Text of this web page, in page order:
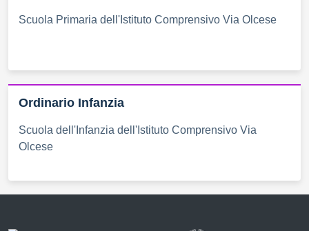
Scuola Primaria dell'Istituto Comprensivo Via Olcese
Ordinario Infanzia
Scuola dell'Infanzia dell'Istituto Comprensivo Via
Olcese